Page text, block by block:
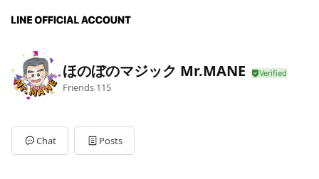
ほのぼのマジック Mr.MANE
Friends 115
Chat Posts